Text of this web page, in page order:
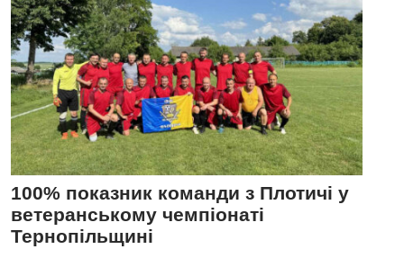
100% показник команди з Плотичі у
ветеранському чемпіонаті
Тернопільщині